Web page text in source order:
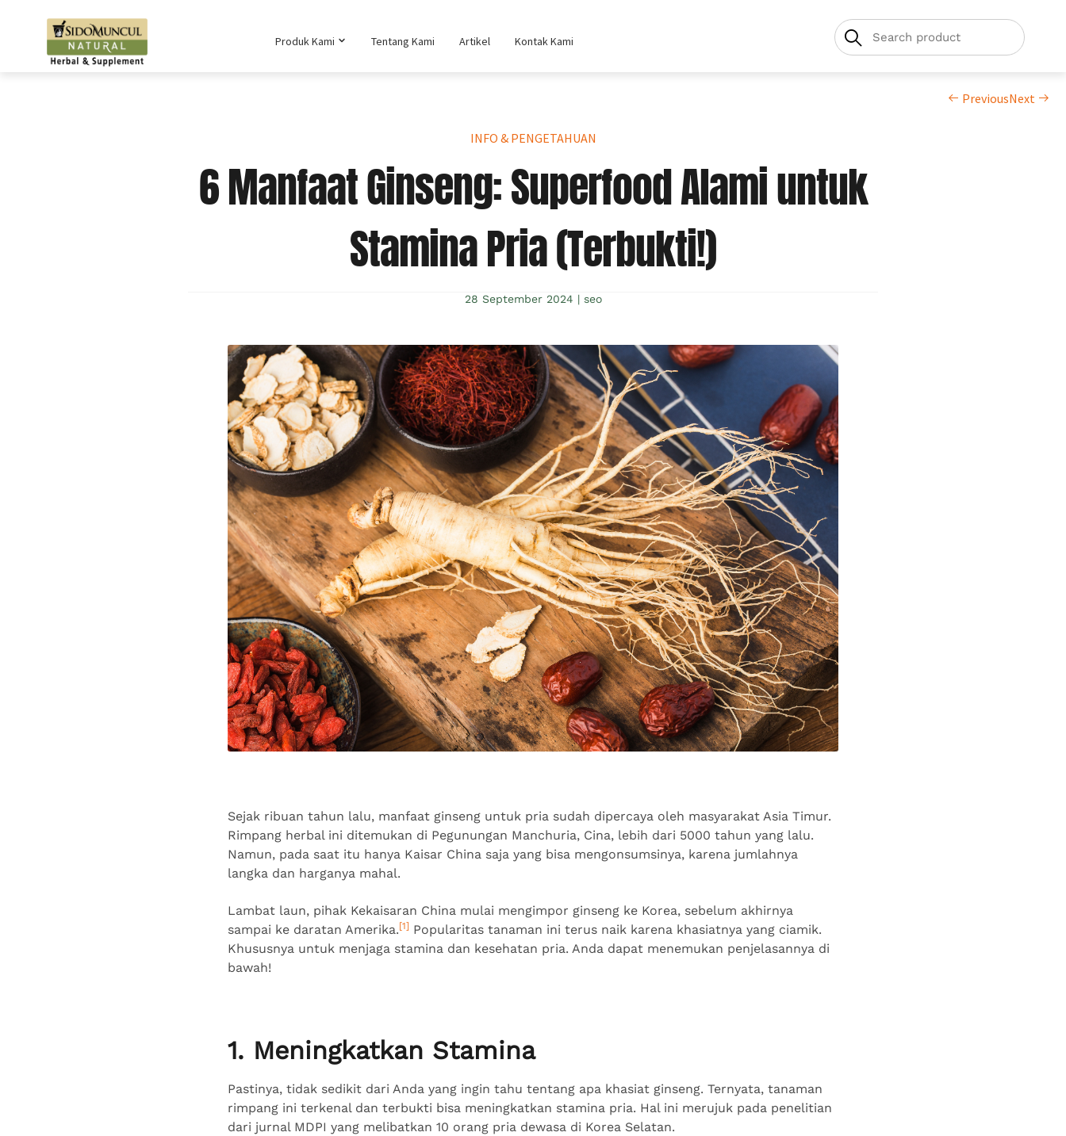
Produk Kami Tentang Kami Artikel Kontak Kami
PreviousNext
INFO & PENGETAHUAN
6 Manfaat Ginseng: Superfood Alami untuk
Stamina Pria (Terbukti!)
28 September 2024 | seo
Sejak ribuan tahun lalu, manfaat ginseng untuk pria sudah dipercaya oleh masyarakat Asia Timur.
Rimpang herbal ini ditemukan di Pegunungan Manchuria, Cina, lebih dari 5000 tahun yang lalu.
Namun, pada saat itu hanya Kaisar China saja yang bisa mengonsumsinya, karena jumlahnya
langka dan harganya mahal.
Lambat laun, pihak Kekaisaran China mulai mengimpor ginseng ke Korea, sebelum akhirnya
sampai ke daratan Amerika.[1] Popularitas tanaman ini terus naik karena khasiatnya yang ciamik.
Khususnya untuk menjaga stamina dan kesehatan pria. Anda dapat menemukan penjelasannya di
bawah!
1. Meningkatkan Stamina
Pastinya, tidak sedikit dari Anda yang ingin tahu tentang apa khasiat ginseng. Ternyata, tanaman
rimpang ini terkenal dan terbukti bisa meningkatkan stamina pria. Hal ini merujuk pada penelitian
dari jurnal MDPI yang melibatkan 10 orang pria dewasa di Korea Selatan.